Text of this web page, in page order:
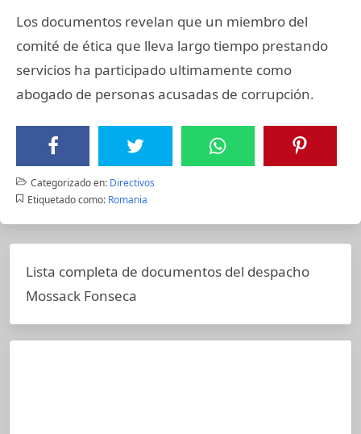
Los documentos revelan que un miembro del
comité de ética que lleva largo tiempo prestando
servicios ha participado ultimamente como
abogado de personas acusadas de corrupción.
Categorizado en: Directivos
Etiquetado como: Romania
Lista completa de documentos del despacho
Mossack Fonseca